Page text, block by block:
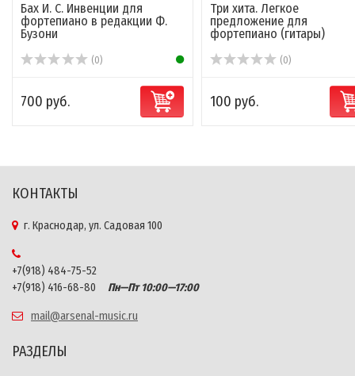
Бах И. С. Инвенции для
фортепиано в редакции Ф.
Бузони
(0)
700 руб.
Три хита. Легкое
предложение для
фортепиано (гитары)
(0)
100 руб.
КОНТАКТЫ
г. Краснодар, ул. Садовая 100
+7(918) 484-75-52
+7(918) 416-68-80
Пн—Пт 10:00—17:00
mail@arsenal-music.ru
РАЗДЕЛЫ